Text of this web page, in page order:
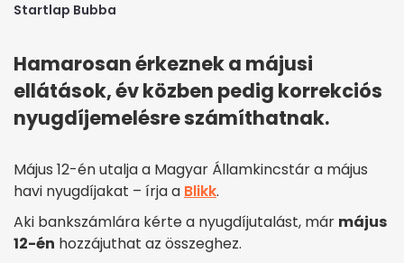
Startlap Bubba
Hamarosan érkeznek a májusi
ellátások, év közben pedig korrekciós
nyugdíjemelésre számíthatnak.
Május 12-én utalja a Magyar Államkincstár a május
havi nyugdíjakat – írja a Blikk.
Aki bankszámlára kérte a nyugdíjutalást, már május
12-én hozzájuthat az összeghez.